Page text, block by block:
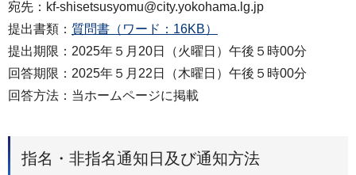
宛先：kf-shisetsusyomu@city.yokohama.lg.jp
提出書類： 質問書（ワード：16KB）
提出期限：2025年５月20日（火曜日）午後５時00分
回答期限：2025年５月22日（木曜日）午後５時00分
回答方法：当ホームページに掲載
指名・非指名通知日及び通知方法